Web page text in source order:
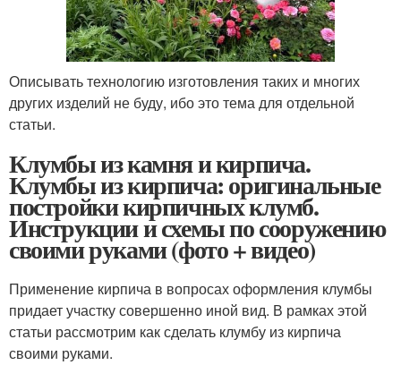
Описывать технологию изготовления таких и многих
других изделий не буду, ибо это тема для отдельной
статьи.
Клумбы из камня и кирпича.
Клумбы из кирпича: оригинальные
постройки кирпичных клумб.
Инструкции и схемы по сооружению
своими руками (фото + видео)
Применение кирпича в вопросах оформления клумбы
придает участку совершенно иной вид. В рамках этой
статьи рассмотрим как сделать клумбу из кирпича
своими руками.